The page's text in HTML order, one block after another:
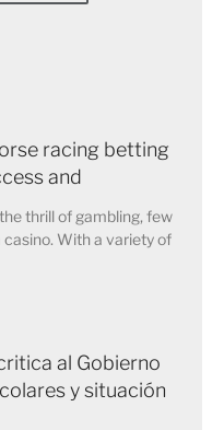
racing betting
and
thrill of gambling, few
With a variety of
al Gobierno
y situación